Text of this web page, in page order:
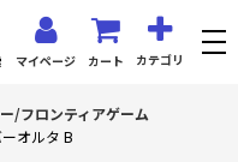
マイページ カート カテゴリ
/フロンティアゲーム
オルタ B